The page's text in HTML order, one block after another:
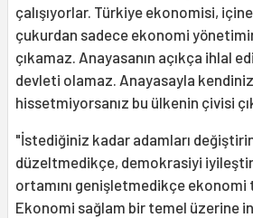
çalışıyorlar. Türkiye ekonomisi,
çukurdan sadece ekonomi
çıkamaz. Anayasanın açıkça ihlal
devleti olamaz. Anayasayla
hissetmiyorsanız bu ülkenin çivisi
"İstediğiniz kadar adamları
düzeltmedikçe, demokrasiyi
ortamını genişletmedikçe
Ekonomi sağlam bir temel üzerine